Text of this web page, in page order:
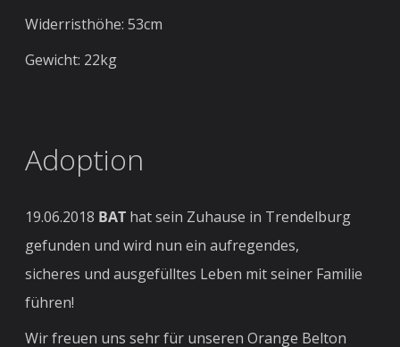
Widerristhöhe: 53cm
Gewicht: 22kg
Adoption
19.06.2018 BAT hat sein Zuhause in Trendelburg
gefunden und wird nun ein aufregendes,
sicheres und ausgefülltes Leben mit seiner Familie
führen!
Wir freuen uns sehr für unseren Orange Belton